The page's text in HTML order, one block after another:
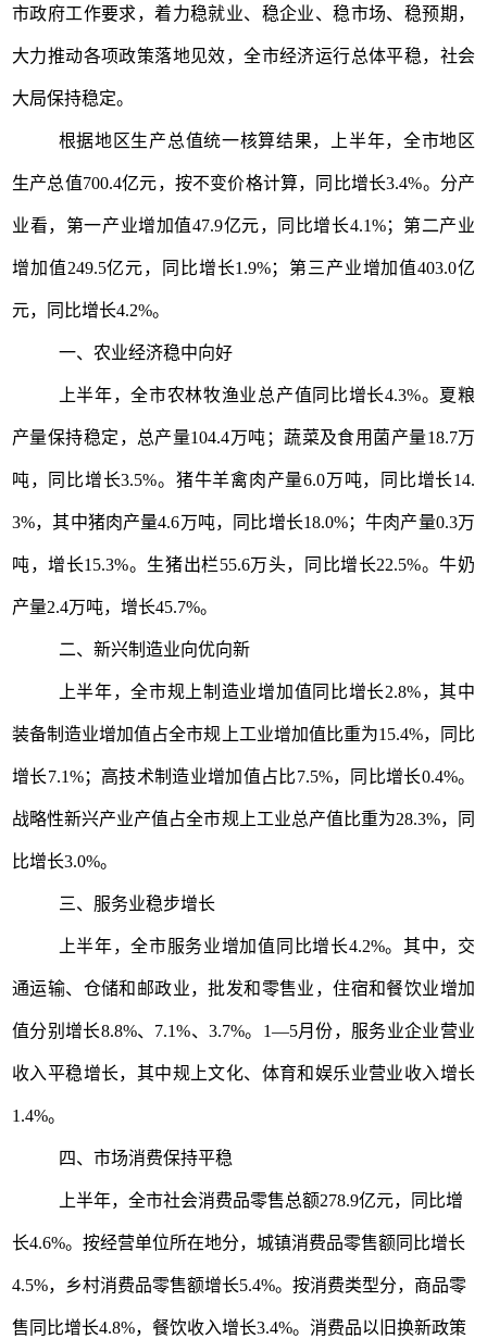
市政府工作要求，着力稳就业、稳企业、稳市场、稳预期，
大力推动各项政策落地见效，全市经济运行总体平稳，社会
大局保持稳定。
根据地区生产总值统一核算结果，上半年，全市地区
生产总值700.4亿元，按不变价格计算，同比增长3.4%。分产
业看，第一产业增加值47.9亿元，同比增长4.1%；第二产业
增加值249.5亿元，同比增长1.9%；第三产业增加值403.0亿
元，同比增长4.2%。
一、 农业经济稳中向好
上半年，全市农林牧渔业总产值同比增长4.3%。夏粮
产量保持稳定，总产量104.4万吨；蔬菜及食用菌产量18.7万
吨，同比增长3.5%。猪牛羊禽肉产量6.0万吨，同比增长14.
3%，其中猪肉产量4.6万吨，同比增长18.0%；牛肉产量0.3万
吨，增长15.3%。生猪出栏55.6万头，同比增长22.5%。牛奶
产量2.4万吨，增长45.7%。
二、 新兴制造业向优向新
上半年，全市规上制造业增加值同比增长2.8%，其中
装备制造业增加值占全市规上工业增加值比重为15.4%，同比
增长7.1%；高技术制造业增加值占比7.5%，同比增长0.4%。
战略性新兴产业产值占全市规上工业总产值比重为28.3%，同
比增长3.0%。
三、 服务业稳步增长
上半年，全市服务业增加值同比增长4.2%。其中，交
通运输、仓储和邮政业，批发和零售业，住宿和餐饮业增加
值分别增长8.8%、 7.1%、3.7%。 1—5月份，服务业企业营业
收入平稳增长，其中规上文化、体育和娱乐业营业收入增长
1.4%。
四、 市场消费保持平稳
上半年，全市社会消费品零售总额278.9亿元，同比增
长4.6%。按经营单位所在地分，城镇消费品零售额同比增长
4.5%，乡村消费品零售额增长5.4%。按消费类型分，商品零
售同比增长4.8%，餐饮收入增长3.4%。消费品以旧换新政策